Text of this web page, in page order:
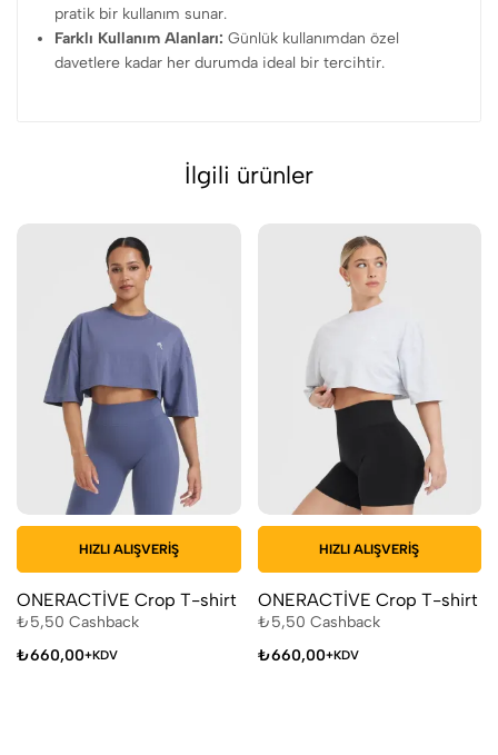
pratik bir kullanım sunar.
Farklı Kullanım Alanları: Günlük kullanımdan özel
davetlere kadar her durumda ideal bir tercihtir.
İlgili ürünler
HIZLI ALIŞVERIŞ
ONERACTİVE Crop T-shirt
₺5,50 Cashback
₺660,00+KDV
HIZLI ALIŞVERIŞ
ONERACTİVE Crop T-shirt
₺5,50 Cashback
₺660,00+KDV